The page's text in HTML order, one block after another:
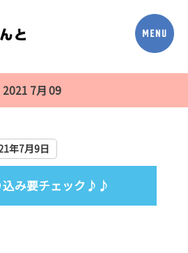
2021 7月 09
年7月9日
込み要チェック♪♪